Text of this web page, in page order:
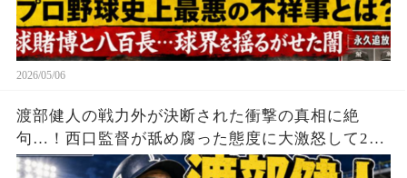
2026/05/06
渡部健人の戦力外が決断された衝撃の真相に絶
句…！西口監督が舐め腐った態度に大激怒して2軍
幽閉、トレード・現役ドラフト要員でも他球団が